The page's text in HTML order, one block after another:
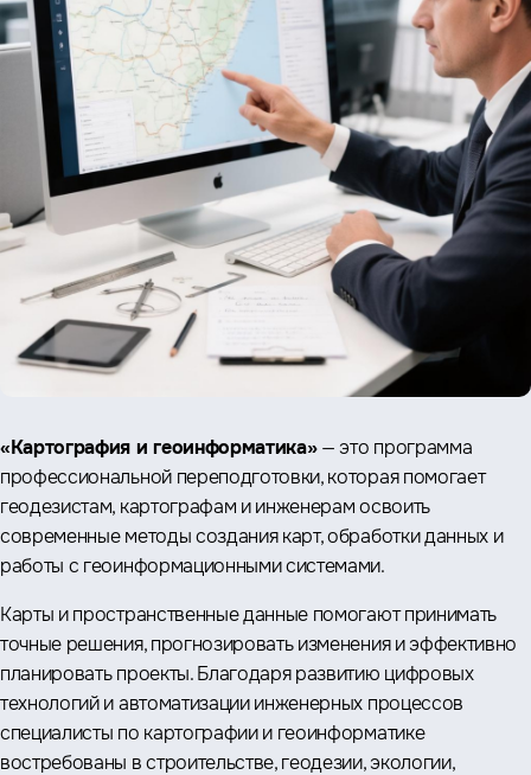
«Картография и геоинформатика»— это программа
профессиональной переподготовки, которая помогает
геодезистам, картографам и инженерам освоить
современные методы создания карт, обработки данных и
работы с геоинформационными системами.
Карты и пространственные данные помогают принимать
точные решения, прогнозировать изменения и эффективно
планировать проекты. Благодаря развитию цифровых
технологий и автоматизации инженерных процессов
специалисты по картографии и геоинформатике
востребованы в строительстве, геодезии, экологии,